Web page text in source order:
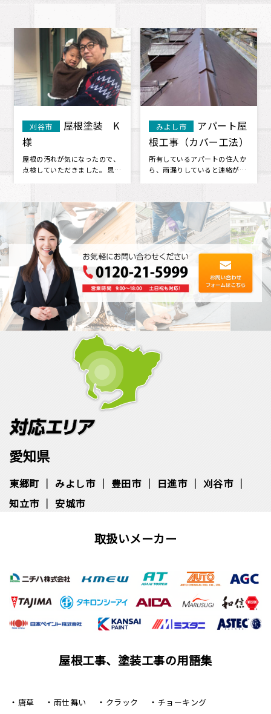
アパート屋
バー工法）
アパートの住人か
ていると連絡が入
安城市
屋根・外壁
改修工事 M様
以前から、トタン外壁特有の錆
つきが所々気になっており、お
みよし市
部塗装 U
指名4社の内、
が一番適格であ
愛知県
東郷町 みよし市 豊田市 日進市
刈谷市
知立市
安城市
取扱いメーカー
屋根工事、塗装工事の用語集
唐草 雨仕舞い クラック
チョーキング